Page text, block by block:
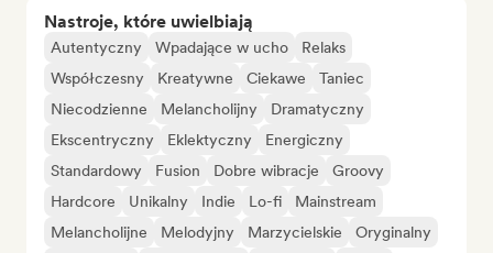
Nastroje, które uwielbiają
Autentyczny Wpadające w ucho
Relaks
Współczesny
Kreatywne Ciekawe
Taniec
Niecodzienne
Melancholijny
Dramatyczny
Ekscentryczny
Eklektyczny
Energiczny
Standardowy
Fusion Dobre wibracje
Groovy
Hardcore
Unikalny Indie Lo-fi
Mainstream
Melancholijne
Melodyjny Marzycielskie
Oryginalny